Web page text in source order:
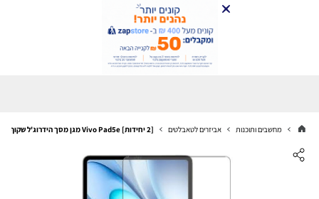
מחשבים ותוכנות אביזרים לטאבלטים [2 יחידות] Vivo Pad5e מגן מסך הידרוג'ל שקוף (סיליקון) יחידה אחת סקרין מובייל